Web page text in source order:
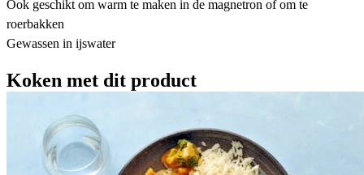
Ook geschikt om warm te maken in de magnetron of om te
roerbakken
Gewassen in ijswater
Koken met dit product